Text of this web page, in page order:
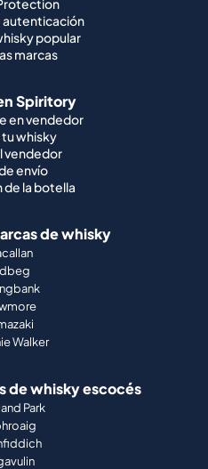
autenticación
popular
marcas
Spiritory
en vendedor
whisky
vendedor
envío
de la botella
de whisky
Walker
de whisky escocés
Park